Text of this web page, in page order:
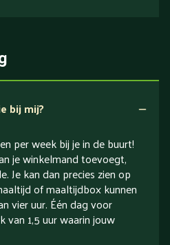
bij mij?
per week bij je in de buurt!
je winkelmand toevoegt,
Je kan dan precies zien op
of maaltijdbox kunnen
vier uur. Één dag voor
van 1,5 uur waarin jouw